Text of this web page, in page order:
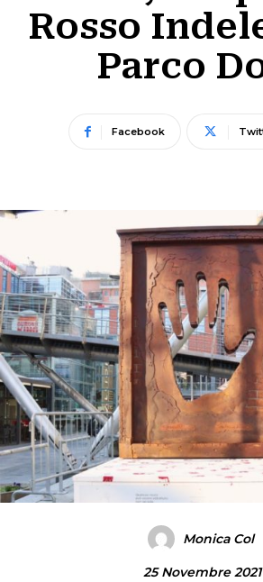
Rosso
Parco
Facebook
Monica Col
25 Novembre 2021